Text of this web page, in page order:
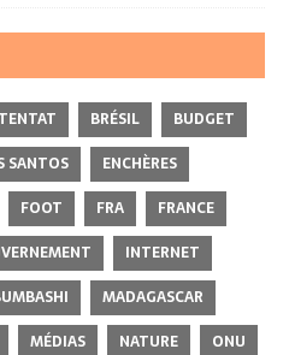
BRÉSIL
BUDGET
SANTOS
ENCHÈRES
FOOT FRA
FRANCE
INTERNET
MADAGASCAR
MÉDIAS NATURE ONU